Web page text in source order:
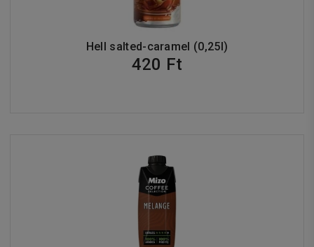
Hell salted-caramel (0,25l)
420 Ft